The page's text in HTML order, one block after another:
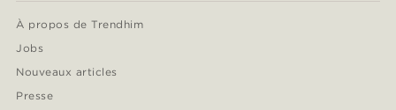
À propos de Trendhim
Jobs
Nouveaux articles
Presse